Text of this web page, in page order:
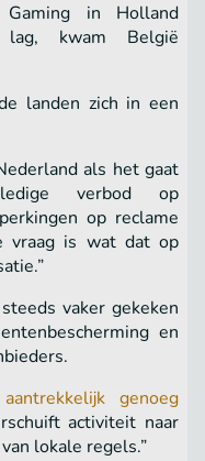
in Holland
lag, kwam België
landen zich in een
als het gaat
verbod op
op reclame
vraag is wat dat op
vaker gekeken
en
genoeg
activiteit naar
lokale regels.”